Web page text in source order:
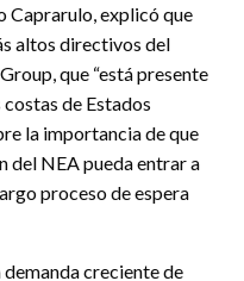
Caprarulo, explicó que
altos directivos del
que “está presente
de Estados
la importancia de que
del NEA pueda entrar a
proceso de espera
demanda creciente de